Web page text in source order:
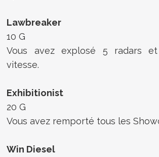
Lawbreaker
10 G
Vous avez explosé 5 radars
vitesse.
Exhibitionist
20 G
Vous avez remporté tous les
Win Diesel